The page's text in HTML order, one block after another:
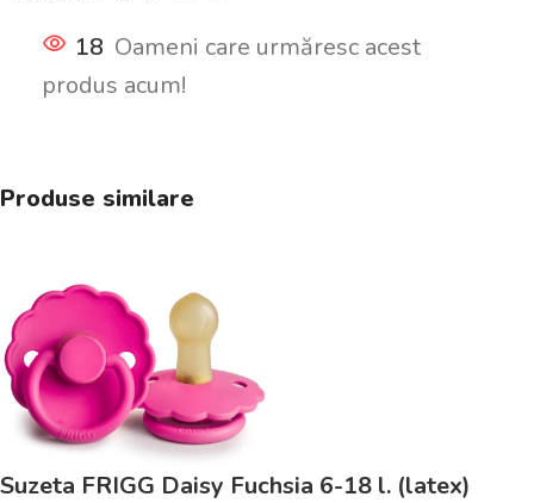
18 Oameni care urmăresc acest
produs acum!
Produse similare
Suzeta FRIGG Daisy Fuchsia 6-18 l. (latex)